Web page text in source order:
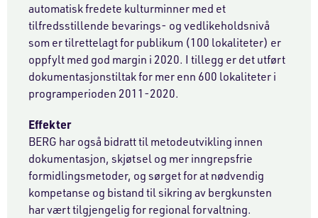
automatisk fredete kulturminner med et
tilfredsstillende bevarings- og vedlikeholdsnivå
som er tilrettelagt for publikum (100 lokaliteter) er
oppfylt med god margin i 2020. I tillegg er det utført
dokumentasjonstiltak for mer enn 600 lokaliteter i
programperioden 2011-2020.
Effekter
BERG har også bidratt til metodeutvikling innen
dokumentasjon, skjøtsel og mer inngrepsfrie
formidlingsmetoder, og sørget for at nødvendig
kompetanse og bistand til sikring av bergkunsten
har vært tilgjengelig for regional forvaltning.